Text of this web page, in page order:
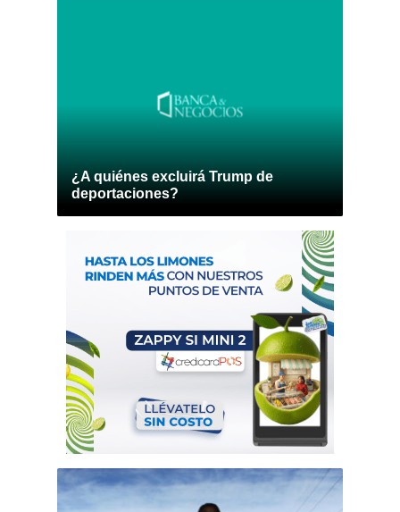
¿A quiénes excluirá Trump de
deportaciones?